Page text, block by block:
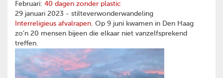
Februari: 40 dagen zonder plastic
29 januari 2023 - stilteverwonderwandeling
Interreligieus afvalrapen. Op 9 juni kwamen in Den Haag
zo’n 20 mensen bijeen die elkaar niet vanzelfsprekend
treffen.